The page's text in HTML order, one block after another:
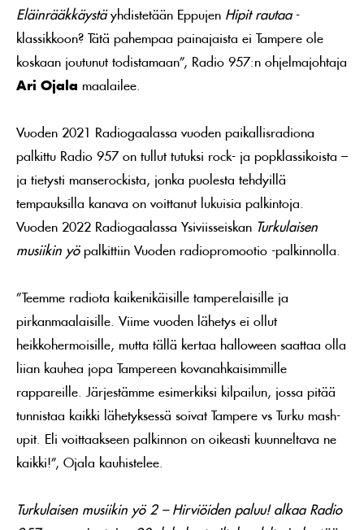
Eläinrääkkäystäyhdistetään Eppujen Hipit rautaa-
klassikkoon? Tätä pahempaa painajaista ei Tampere ole
koskaan joutunut todistamaan”, Radio 957:n ohjelmajohtaja
Ari Ojala maalailee.
Vuoden 2021 Radiogaalassa vuoden paikallisradiona
palkittu Radio 957 on tullut tutuksi rock- ja popklassikoista –
ja tietysti manserockista, jonka puolesta tehdyillä
tempauksilla kanava on voittanut lukuisia palkintoja.
Vuoden 2022 Radiogaalassa Ysiviisseiskan Turkulaisen
musiikin yöpalkittiin Vuoden radiopromootio -palkinnolla.
”Teemme radiota kaikenikäisille tamperelaisille ja
pirkanmaalaisille. Viime vuoden lähetys ei ollut
heikkohermoisille, mutta tällä kertaa halloween saattaa olla
liian kauhea jopa Tampereen kovanahkaisimmille
rappareille. Järjestämme esimerkiksi kilpailun, jossa pitää
tunnistaa kaikki lähetyksessä soivat Tampere vs Turku mash-
upit. Eli voittaakseen palkinnon on oikeasti kuunneltava ne
kaikki!”, Ojala kauhistelee.
Turkulaisen musiikin yö 2 – Hirviöiden paluu! alkaa Radio